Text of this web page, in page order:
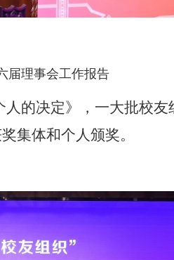
届理事会工作报告
的决定》， 一大批校友
集体和个人颁奖。